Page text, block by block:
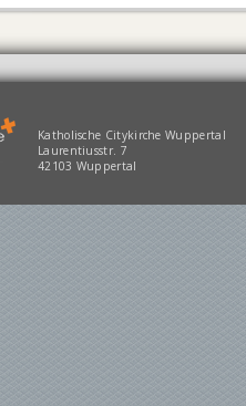
Katholische Citykirche Wuppertal
Laurentiusstr. 7
42103 Wuppertal